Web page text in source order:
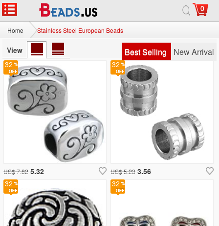
0
Home Stainless Steel European Beads
View Best Selling New Arrival
32
32
US$ 5.23 3.56
32
32
US$ 7.82 5.32